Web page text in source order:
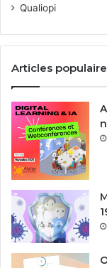
Qualiopi
Articles